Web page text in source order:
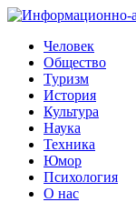
Человек
Общество
Туризм
История
Культура
Наука
Техника
Юмор
Психология
О нас